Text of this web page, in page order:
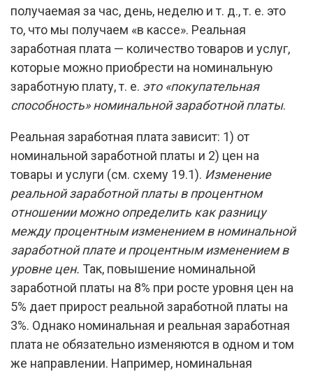
получаемая за час, день, неделю и т. д., т. е. это
то, что мы получаем «в кассе». Реальная
заработная плата — количество товаров и услуг,
которые можно приобрести на номинальную
заработную плату, т. е. это «покупательная
способность» номинальной заработной платы.
Реальная заработная плата зависит: 1) от
номинальной заработной платы и 2) цен на
товары и услуги (см. схему 19.1). Изменение
реальной заработной платы в процентном
отношении можно определить как разницу
между процентным изменением в номинальной
заработной плате и процентным изменением в
уровне цен. Так, повышение номинальной
заработной платы на 8% при росте уровня цен на
5% дает прирост реальной заработной платы на
3%. Однако номинальная и реальная заработная
плата не обязательно изменяются в одном и том
же направлении. Например, номинальная